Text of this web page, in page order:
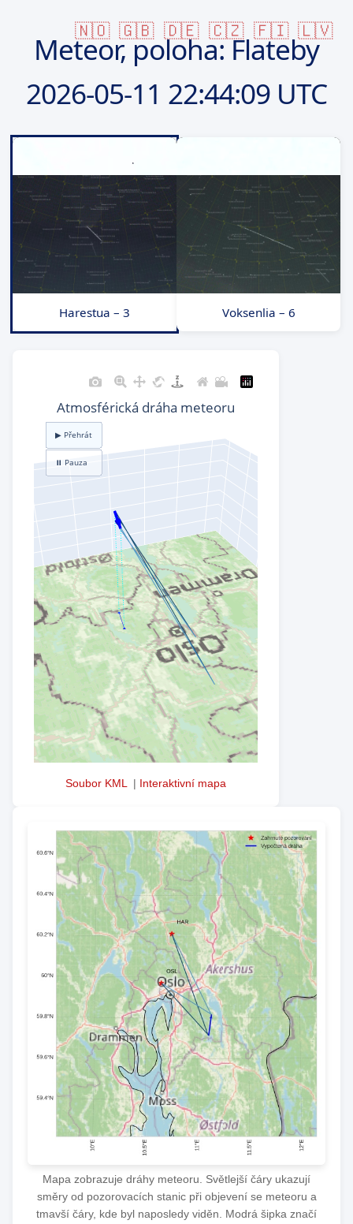
🇳🇴 🇬🇧 🇩🇪 🇨🇿 🇫🇮 🇱🇻
Meteor, poloha: Flateby
2026-05-11 22:44:09 UTC
Harestua – 3 Voksenlia – 6
Soubor KML | Interaktivní mapa
Mapa zobrazuje dráhy meteoru. Světlejší čáry ukazují
směry od pozorovacích stanic při objevení se meteoru a
tmavší čáry, kde byl naposledy viděn. Modrá šipka značí